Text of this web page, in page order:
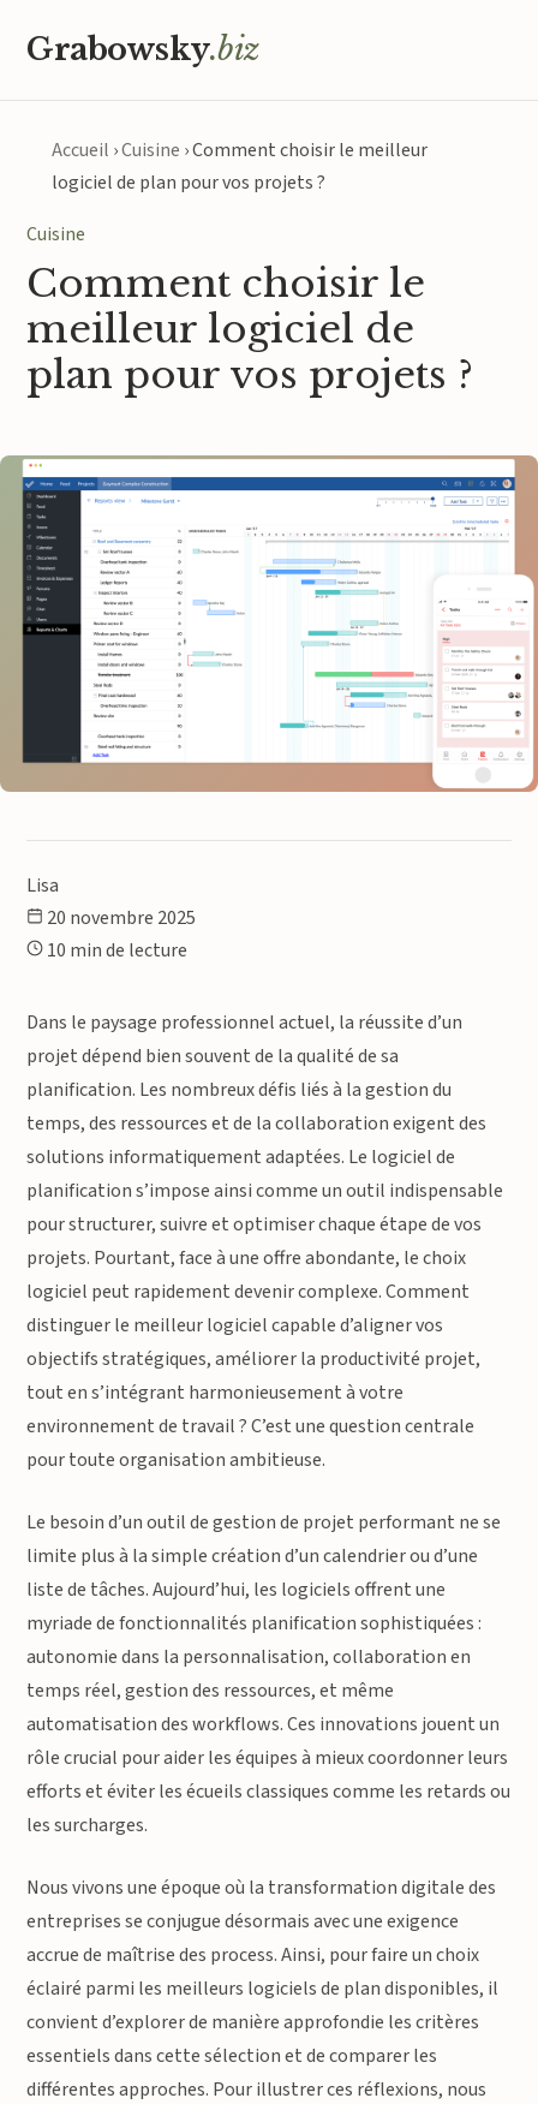
Grabowsky.biz
Accueil ›Cuisine ›Comment choisir le meilleur
logiciel de plan pour vos projets ?
Cuisine
Comment choisir le
meilleur logiciel de
plan pour vos projets ?
Lisa
20 novembre 2025
10 min de lecture
Dans le paysage professionnel actuel, la réussite d’un
projet dépend bien souvent de la qualité de sa
planification. Les nombreux défis liés à la gestion du
temps, des ressources et de la collaboration exigent des
solutions informatiquement adaptées. Le logiciel de
planification s’impose ainsi comme un outil indispensable
pour structurer, suivre et optimiser chaque étape de vos
projets. Pourtant, face à une offre abondante, le choix
logiciel peut rapidement devenir complexe. Comment
distinguer le meilleur logiciel capable d’aligner vos
objectifs stratégiques, améliorer la productivité projet,
tout en s’intégrant harmonieusement à votre
environnement de travail ? C’est une question centrale
pour toute organisation ambitieuse.
Le besoin d’un outil de gestion de projet performant ne se
limite plus à la simple création d’un calendrier ou d’une
liste de tâches. Aujourd’hui, les logiciels offrent une
myriade de fonctionnalités planification sophistiquées :
autonomie dans la personnalisation, collaboration en
temps réel, gestion des ressources, et même
automatisation des workflows. Ces innovations jouent un
rôle crucial pour aider les équipes à mieux coordonner leurs
efforts et éviter les écueils classiques comme les retards ou
les surcharges.
Nous vivons une époque où la transformation digitale des
entreprises se conjugue désormais avec une exigence
accrue de maîtrise des process. Ainsi, pour faire un choix
éclairé parmi les meilleurs logiciels de plan disponibles, il
convient d’explorer de manière approfondie les critères
essentiels dans cette sélection et de comparer les
différentes approches. Pour illustrer ces réflexions, nous